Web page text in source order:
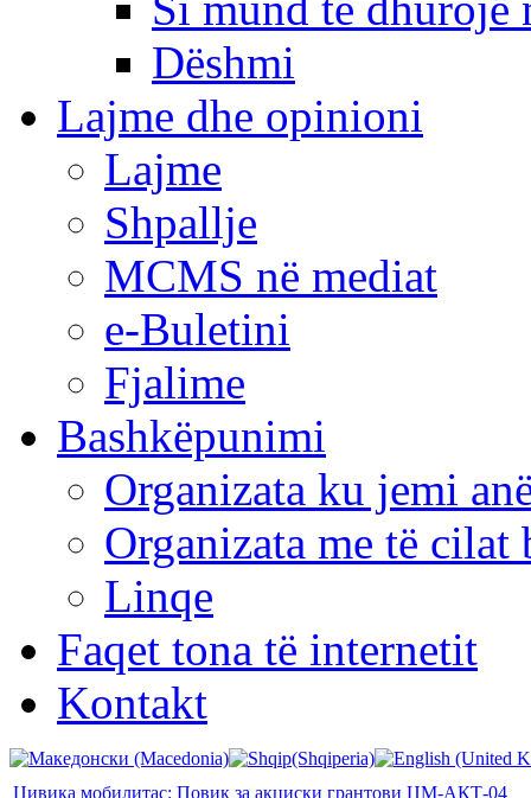
Dëshmi
Lajme dhe opinioni
Lajme
Shpallje
MCMS në mediat
e-Buletini
Fjalime
Bashkëpunimi
Organizata ku jemi
Organizata me të cilat
Linqe
Faqet tona të internetit
Kontakt
Цивика мобилитас: Повик за акциски грантови ЦМ-АКТ-04